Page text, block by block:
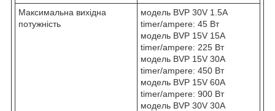
Максимальна вихідна
потужність
модель BVP 30V 1.5A
timer/ampere: 45 Вт
модель BVP 15V 15A
timer/ampere: 225 Вт
модель BVP 15V 30A
timer/ampere: 450 Вт
модель BVP 15V 60A
timer/ampere: 900 Вт
модель BVP 30V 30A